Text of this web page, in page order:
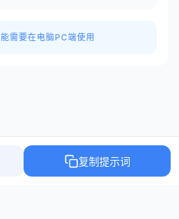
需要在电脑PC端使用
复制提示词